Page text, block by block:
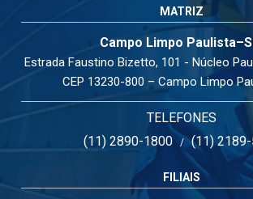
MATRIZ
Campo Limpo
Estrada Faustino Bizetto, 101 - Núcleo
CEP 13230-800 – Campo Limpo
TELEFONES
(11) 2890-1800/(11)
FILIAIS